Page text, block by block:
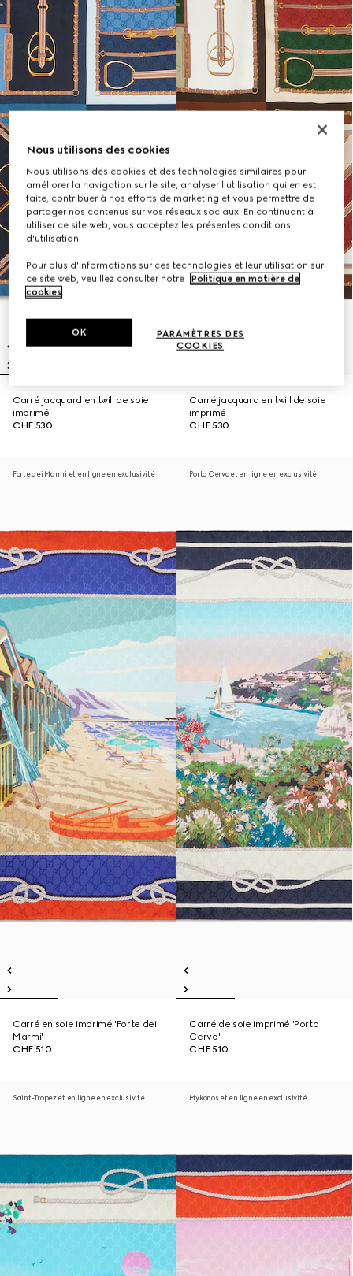
Carré jacquard en twill de soie
imprimé
CHF 530
Carré jacquard en twill de soie
imprimé
CHF 530
Forte dei Marmi et en ligne en exclusivité
Carré en soie imprimé 'Forte dei
Marmi'
CHF 510
Porto Cervo et en ligne en exclusivité
Carré de soie imprimé 'Porto
Cervo'
CHF 510
Saint-Tropez et en ligne en exclusivité Mykonos et en ligne en exclusivité
Nous utilisons des cookies
Nous utilisons des cookies et des technologies similaires pour
améliorer la navigation sur le site, analyser l'utilisation qui en est
faite, contribuer à nos efforts de marketing et vous permettre de
partager nos contenus sur vos réseaux sociaux. En continuant à
utiliser ce site web, vous acceptez les présentes conditions
d'utilisation.
Pour plus d'informations sur ces technologies et leur utilisation sur
ce site web, veuillez consulter notre
Politique en matière de
cookies.
PARAMÈTRES DES
COOKIES
OK